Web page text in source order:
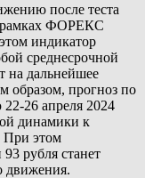
после теста
рамках ФОРЕКС
индикатор
среднесрочной
на дальнейшее
образом, прогноз по
26 апреля 2024
динамики к
При этом
рубля станет
движения.